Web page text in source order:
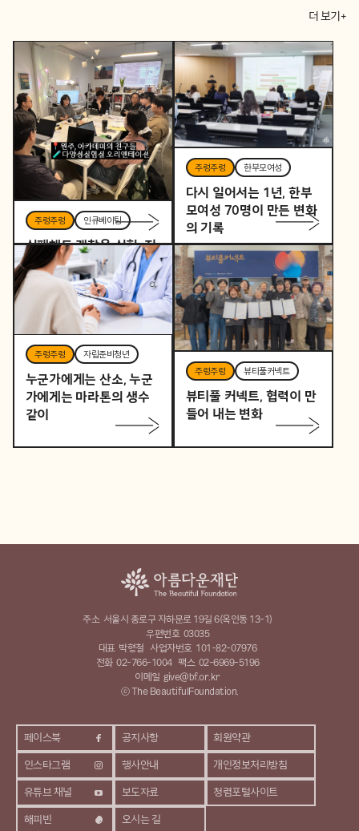
더 보기+
주렁주렁 인큐베이팅
실패해도 괜찮은 실험, 지
역을 바꾸는 작은 시작
주렁주렁 한부모여성
다시 일어서는 1년, 한부
모여성 70명이 만든 변화
의 기록
주렁주렁 자립준비청년
누군가에게는 산소, 누군
가에게는 마라톤의 생수
같이
주렁주렁 뷰티풀커넥트
뷰티풀 커넥트, 협력이 만
들어 내는 변화
페이스북
인스타그램
유튜브 채널
해피빈
공지사항
행사안내
보도자료
오시는 길
회원약관
개인정보처리방침
청렴포털사이트
주소 서울시 종로구 자하문로 19길 6(옥인동 13-1)
우편번호 03035
대표 박형철 사업자번호 101-82-07976
전화 02-766-1004 팩스 02-6969-5196
이메일 give@bf.or.kr
ⓒ The BeautifulFoundation.